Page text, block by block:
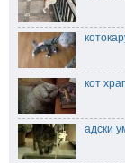
кот
адски